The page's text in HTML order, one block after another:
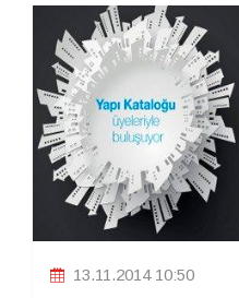
13.11.2014 10:50